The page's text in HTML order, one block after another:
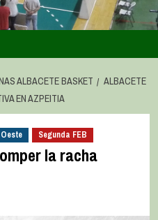
ALBACETE BASKET
ALBACETE
EN AZPEITIA
Oeste Segunda FEB
la racha